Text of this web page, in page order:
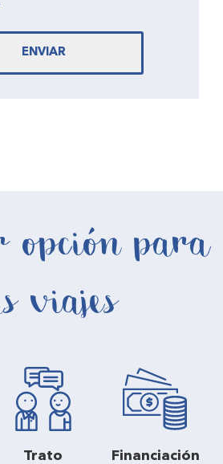
ENVIAR
opción para
viajes
Trato
Financiación